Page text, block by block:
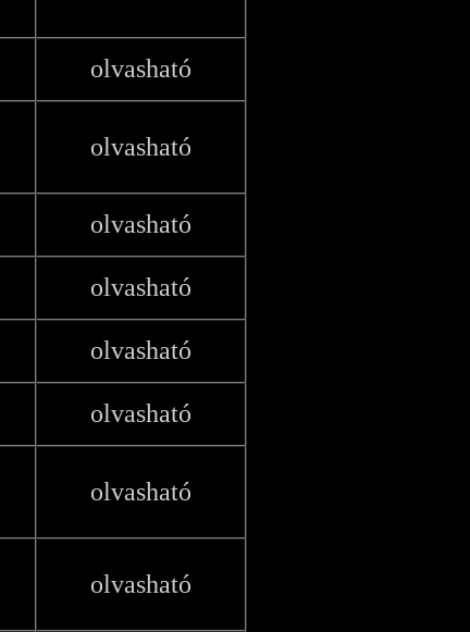
olvasható
olvasható
olvasható
olvasható
olvasható
olvasható
olvasható
olvasható